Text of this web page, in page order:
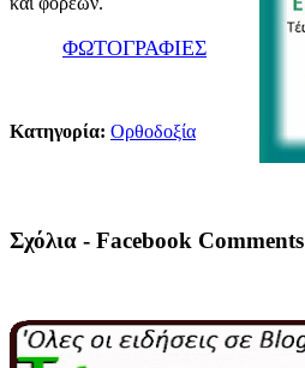
ΦΩΤΟΓΡΑΦΙΕΣ
Κατηγορία: Ορθοδοξία
Σχόλια - Facebook Comments